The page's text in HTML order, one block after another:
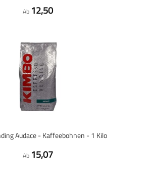
Ab 12,50
Audace - Kaffeebohnen - 1 Kilo
Ab 15,07